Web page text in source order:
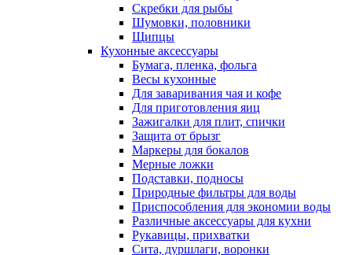
Скребки для рыбы
Шумовки, половники
Щипцы
Кухонные аксессуары
Бумага, пленка, фольга
Весы кухонные
Для заваривания чая и кофе
Для приготовления яиц
Зажигалки для плит, спички
Защита от брызг
Маркеры для бокалов
Мерные ложки
Подставки, подносы
Природные фильтры для воды
Приспособления для экономии воды
Различные аксессуары для кухни
Рукавицы, прихватки
Сита, дуршлаги, воронки